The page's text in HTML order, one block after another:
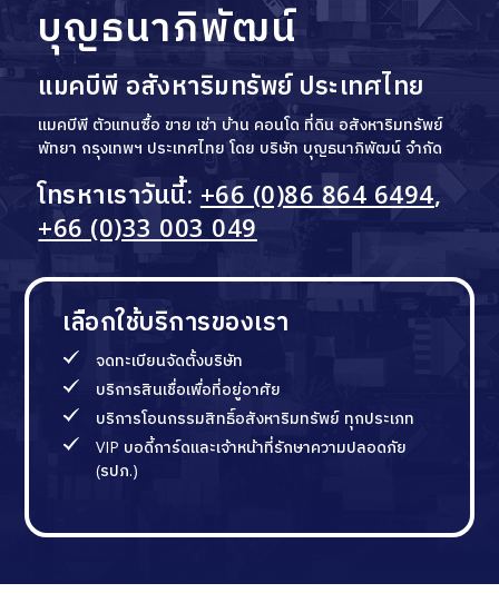
บุญธนาภิพัฒน์
แมคบีพี อสังหาริมทรัพย์ ประเทศไทย
แมคบีพี ตัวแทนซื้อ ขาย เช่า บ้าน คอนโด ที่ดิน อสังหาริมทรัพย์
พัทยา กรุงเทพฯ ประเทศไทย โดย บริษัท บุญธนาภิพัฒน์ จำกัด
โทรหาเราวันนี้: +66 (0)86 864 6494,
+66 (0)33 003 049
เลือกใช้บริการของเรา
จดทะเบียนจัดตั้งบริษัท
บริการสินเชื่อเพื่อที่อยู่อาศัย
บริการโอนกรรมสิทธิ์อสังหาริมทรัพย์ ทุกประเภท
VIP บอดี้การ์ดและเจ้าหน้าที่รักษาความปลอดภัย
(รปภ.)